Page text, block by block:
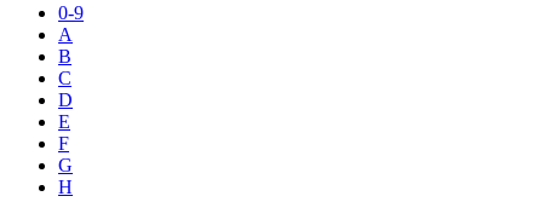
0-9
A
B
C
D
E
F
G
H